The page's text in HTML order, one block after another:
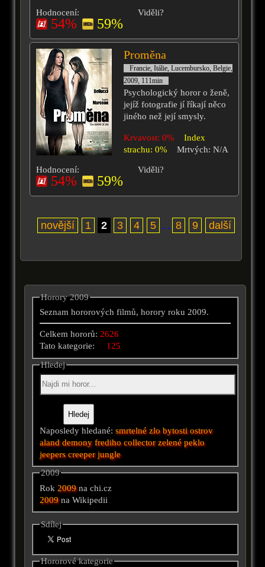
Hodnocení:
54% 59%
Viděli?
Proměna
Francie, Itálie, Lucembursko, Belgie,
2009, 111min
Psychologický horor o ženě,
jejíž fotografie jí říkají něco
jiného než její smysly.
Krvavost: 0%
Index
strachu: 0%
Mrtvých: N/A
Hodnocení:
54% 59%
Viděli?
novější 1 2 3 4 5 ... 8 9 další
Horory 2009
Seznam hororových filmů, horory roku 2009.
Celkem hororů:2626
125
Hledej
Naposledy hledané:smrtelné zlo bytosti ostrov
aland demony frediho collector zelené peklo
jeepers creeper jungle
2009
Rok 2009na chi.cz
2009na Wikipedii
Sdílej
Hororové kategorie